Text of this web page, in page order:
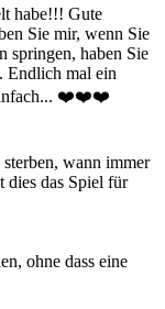
habe!!! Gute
Sie mir, wenn Sie
springen, haben Sie
Endlich mal ein
einfach... ❤️❤️❤️
wann immer
dies das Spiel für
ohne dass eine